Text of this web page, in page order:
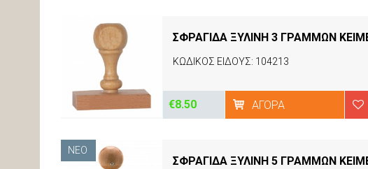
ΣΦΡΑΓΙΔΑ ΞΥΛΙΝΗ 3 ΓΡΑΜΜΩΝ
ΚΩΔΙΚΟΣ ΕΙΔΟΥΣ: 104213
€8.50 ΑΓΟΡΆ
ΝΈΟ
ΣΦΡΑΓΙΔΑ ΞΥΛΙΝΗ 5 ΓΡΑΜΜΩΝ